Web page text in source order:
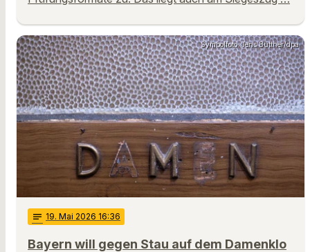
Symbolfoto: Jens Büttner/dpa
notes 19. Mai 2026 16:36
Bayern will gegen Stau auf dem Damenklo